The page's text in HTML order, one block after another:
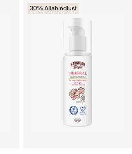
30% Allahindlust